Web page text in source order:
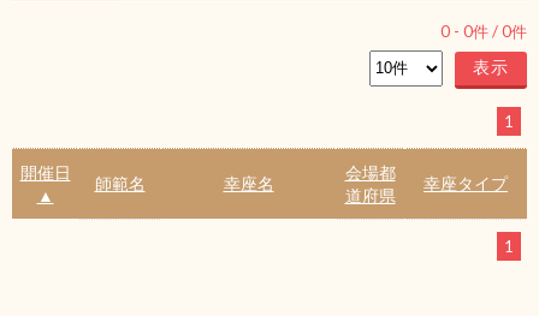
0 - 0件 /0件
1
開催日
▲
師範名 幸座名
会場都
道府県
幸座タイプ
1